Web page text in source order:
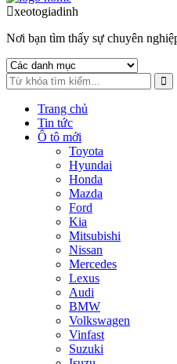
to
toxeotogiadinh
Nơi bạn tìm thấy sự chuyên
Trang chủ
Tin tức
Ô tô mới
Toyota
Hyundai
Honda
Mazda
Ford
Kia
Mitsubishi
Nissan
Mercedes
Lexus
Audi
BMW
Volkswagen
Vinfast
Suzuki